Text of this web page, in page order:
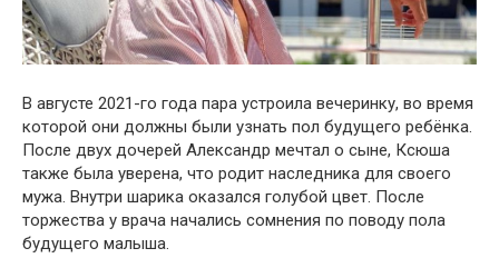
В августе 2021-го года пара устроила вечеринку, во время
которой они должны были узнать пол будущего ребёнка.
После двух дочерей Александр мечтал о сыне, Ксюша
также была уверена, что родит наследника для своего
мужа. Внутри шарика оказался голубой цвет. После
торжества у врача начались сомнения по поводу пола
будущего малыша.